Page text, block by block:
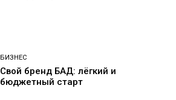
БИЗНЕС
Свой бренд БАД: лёгкий и
бюджетный старт